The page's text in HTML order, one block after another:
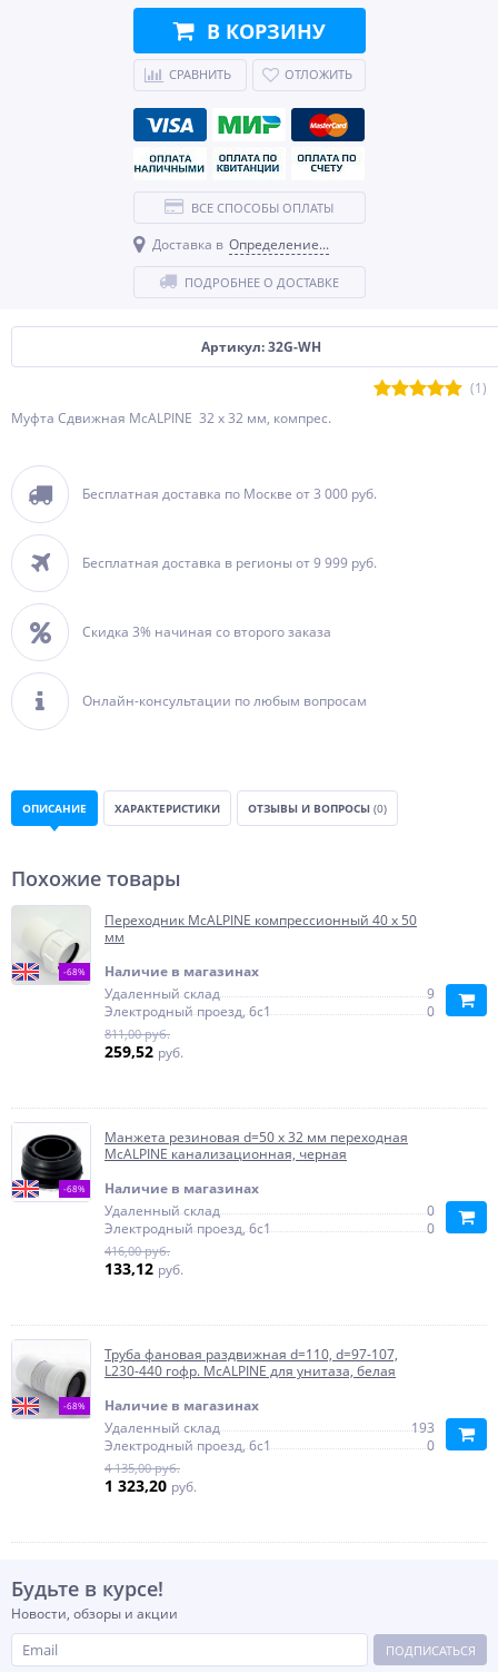
Артикул: 32G-WH
(1)
Муфта Сдвижная McALPINE 32 х 32 мм, компрес.
Бесплатная доставка по Москве от 3 000 руб.
Бесплатная доставка в регионы от 9 999 руб.
Скидка 3% начиная со второго заказа
Онлайн-консультации по любым вопросам
В КОРЗИНУ
СРАВНИТЬ ОТЛОЖИТЬ
ВСЕ СПОСОБЫ ОПЛАТЫ
Доставка в Определение...
ПОДРОБНЕЕ О ДОСТАВКЕ
ОПИСАНИЕ ХАРАКТЕРИСТИКИ ОТЗЫВЫ И ВОПРОСЫ (0)
Похожие товары
-68%
Переходник McALPINE компрессионный 40 х 50
мм
Наличие в магазинах
Удаленный склад
9
Электродный проезд, 6с1
0
811,00 руб.
259,52 руб.
-68%
Манжета резиновая d=50 х 32 мм переходная
McALPINE канализационная, черная
Наличие в магазинах
Удаленный склад
0
Электродный проезд, 6с1
0
416,00 руб.
133,12 руб.
-68%
Труба фановая раздвижная d=110, d=97-107,
L230-440 гофр. McALPINE для унитаза, белая
Наличие в магазинах
Удаленный склад
193
Электродный проезд, 6с1
0
4 135,00 руб.
1 323,20 руб.
Будьте в курсе!
Новости, обзоры и акции
ПОДПИСАТЬСЯ